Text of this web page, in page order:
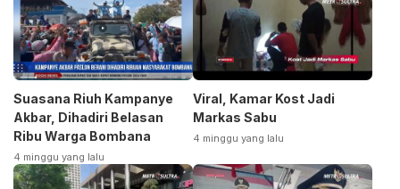
Suasana Riuh Kampanye
Akbar, Dihadiri Belasan
Ribu Warga Bombana
4 minggu yang lalu
Viral, Kamar Kost Jadi
Markas Sabu
4 minggu yang lalu